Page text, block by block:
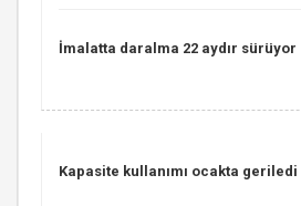
İmalatta daralma 22 aydır sürüyor
Kapasite kullanımı ocakta geriledi